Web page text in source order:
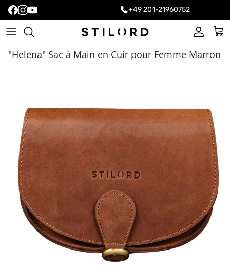
+49 201-21960752
Compte
"Helena" Sac à Main en Cuir pour Femme Marron